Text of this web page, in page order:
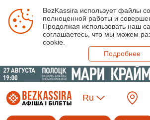
BezKassira использует файлы
полноценной работы и
Продолжая использовать наш
соглашаетесь, что мы можем
cookie.
Подробнее
Ru